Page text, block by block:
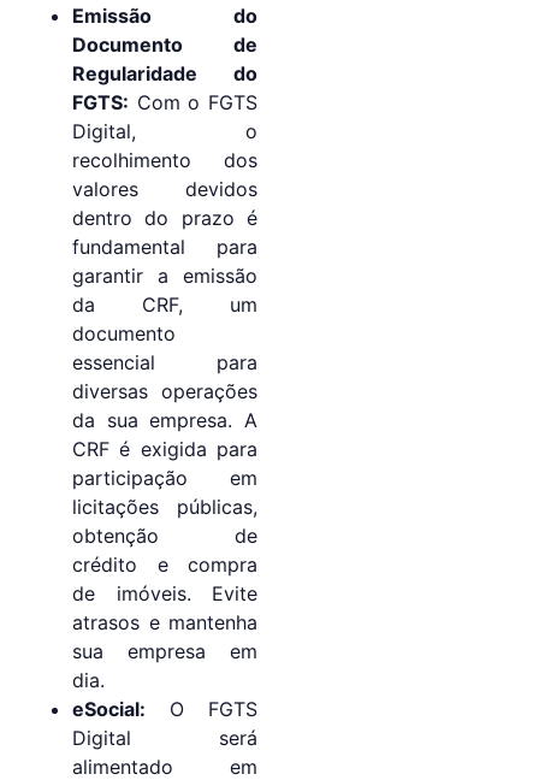
Emissão do
Documento de
Regularidade do
FGTS: Com o FGTS
Digital, o
recolhimento dos
valores devidos
dentro do prazo é
fundamental para
garantir a emissão
da CRF, um
documento
essencial para
diversas operações
da sua empresa. A
CRF é exigida para
participação em
licitações públicas,
obtenção de
crédito e compra
de imóveis. Evite
atrasos e mantenha
sua empresa em
dia.
eSocial: O FGTS
Digital será
alimentado em